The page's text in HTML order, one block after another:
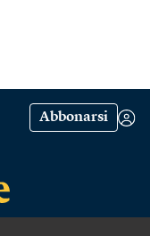
Abbonarsi